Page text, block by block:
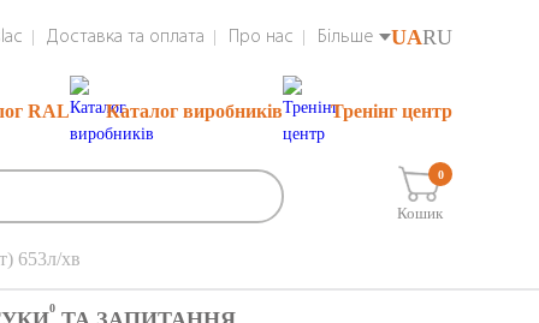
Доставка та оплата Про нас Більше UARU
RAL Каталог виробників Тренінг центр
Кошик
0
653л/хв
0